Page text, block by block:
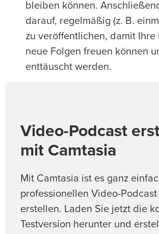
bleiben können.
darauf, regelmäßig (z. B.
zu veröffentlichen, damit Ihre
neue Folgen freuen können
enttäuscht werden.
Video-Podcast
mit Camtasia
Mit Camtasia ist es ganz
professionellen Video-Podcast
erstellen. Laden Sie jetzt die
Testversion herunter und